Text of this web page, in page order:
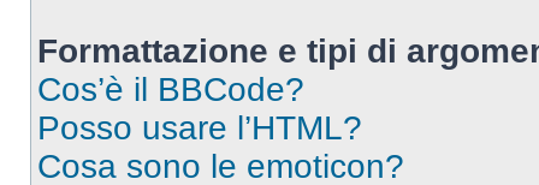
Formattazione e tipi di
Cos’è il BBCode?
Posso usare l’HTML?
Cosa sono le emoticon?